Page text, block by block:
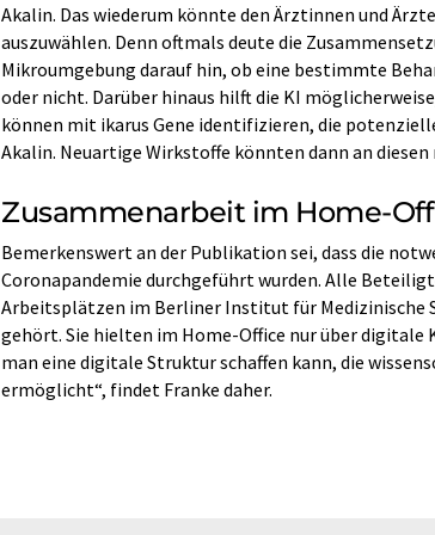
Akalin. Das wiederum könnte den Ärztinnen und
auszuwählen. Denn oftmals deute die
Mikroumgebung darauf hin, ob eine bestimmte
oder nicht. Darüber hinaus hilft die KI
können mit ikarus Gene identifizieren, die
Akalin. Neuartige Wirkstoffe könnten dann an
Zusammenarbeit im Home-
Bemerkenswert an der Publikation sei, dass die
Coronapandemie durchgeführt wurden. Alle
Arbeitsplätzen im Berliner Institut für Medizinische
gehört. Sie hielten im Home-Office nur über digitale
man eine digitale Struktur schaffen kann, die
ermöglicht“, findet Franke daher.